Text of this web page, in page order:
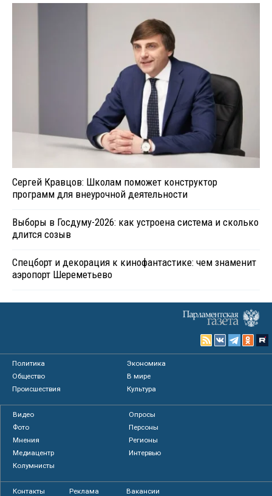
Сергей Кравцов: Школам поможет конструктор
программ для внеурочной деятельности
Выборы в Госдуму-2026: как устроена система и сколько
длится созыв
Спецборт и декорация к кинофантастике: чем знаменит
аэропорт Шереметьево
Политика
Экономика
Общество
В мире
Происшествия
Культура
Видео
Опросы
Фото
Персоны
Мнения
Регионы
Медиацентр
Интервью
Колумнисты
Контакты Реклама Вакансии